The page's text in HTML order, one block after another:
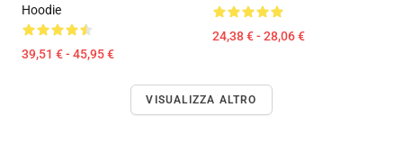
Hoodie
39,51 € - 45,95 €
24,38 € - 28,06 €
VISUALIZZA ALTRO